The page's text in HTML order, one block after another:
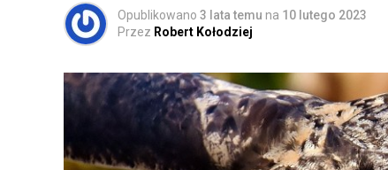
Opublikowano 3 lata temu na 10 lutego 2023
Przez Robert Kołodziej